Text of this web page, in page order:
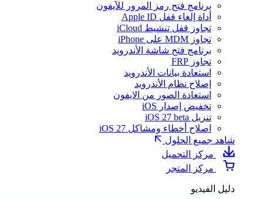
برنامج فتح رمز المرور للآيفون
أداة إلغاء قفل Apple ID
تجاوز قفل تنشيط iCloud
تجاوز MDM على iPhone
برنامج فتح شاشة الأندرويد
تجاوز FRP
استعادة بيانات الأندرويد
إصلاح نظام الأندرويد
استعادة الصور من الايفون
تخفيض إصدار iOS
تنزيل iOS 27 beta
اصلاح أخطاء ومشاكل iOS 27
شاهد جميع الحلول
مركز التحميل
مركز المتجر
دليل الفيديو